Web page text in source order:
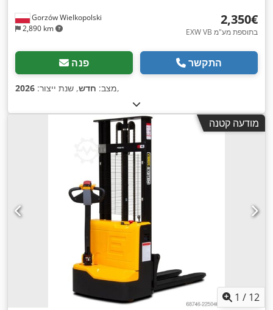
Gorzów Wielkopolski
2,890 km
‏2,350 ‏€
EXW VB בתוספת מע"מ
פנה התקשר
מצב: חדש, שנת ייצור: 2026 ,
מודעה קטנה
1 / 12